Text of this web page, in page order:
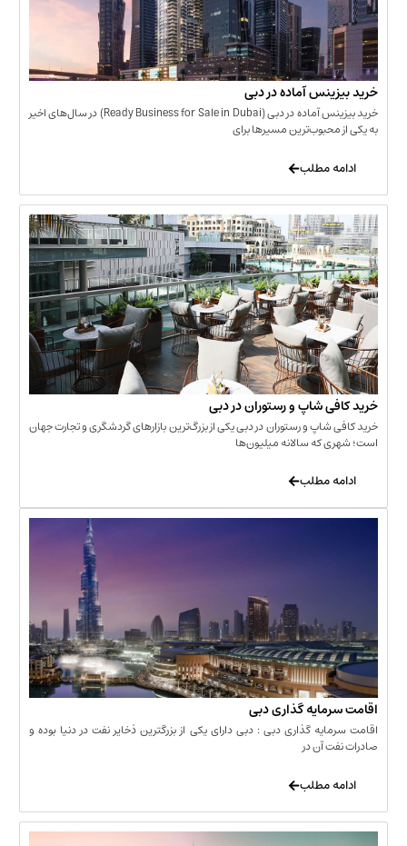
آماده در دبی
خرید بیزینس آماده در دبی (Ready Business for Sale in Dubai) در سال‌های اخیر
مسیرها برای
شاپ و رستوران در دبی
و رستوران در دبی یکی از بزرگ‌ترین بازارهای گردشگری و تجارت جهان
سالانه میلیون‌ها
گذاری دبی
گذاری دبی : دبی دارای یکی از بزرگترین ذخایر نفت در دنیا بوده و